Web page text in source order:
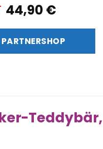
Ursprünglicher
Preis
war:
49,90 €
44,90 €
ist:
44,90 €.